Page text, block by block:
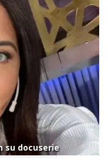
su docuserie